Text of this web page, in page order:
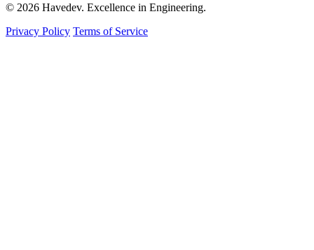
© 2026 Havedev. Excellence in Engineering.
Privacy Policy Terms of Service